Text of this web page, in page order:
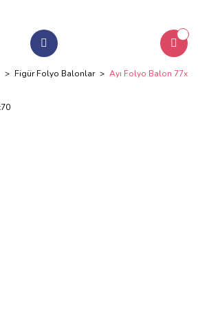
Figür Folyo Balonlar Ayı Folyo Balon 77x70